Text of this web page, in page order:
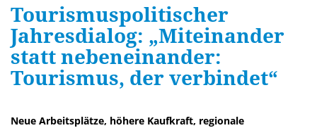
Tourismuspolitischer
Jahresdialog: „Miteinander
statt nebeneinander:
Tourismus, der verbindet“
Neue Arbeitsplätze, höhere Kaufkraft, regionale